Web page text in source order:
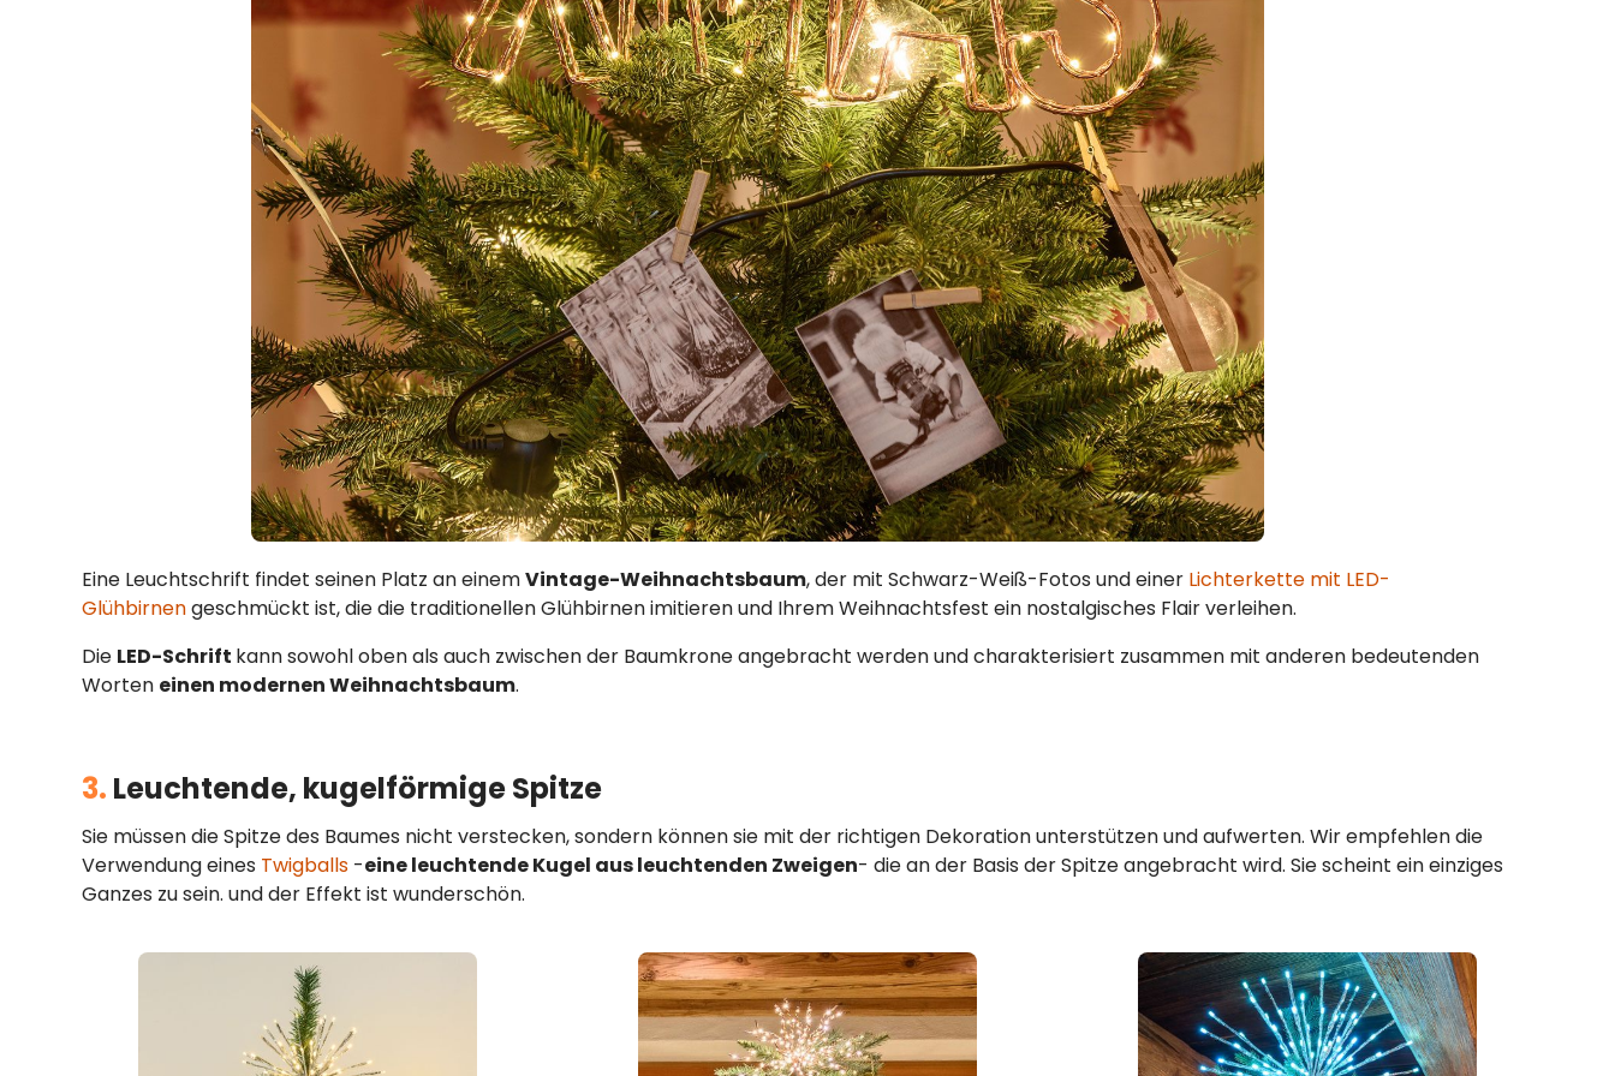
Eine Leuchtschrift findet seinen Platz an einemVintage-Weihnachtsbaum, der mit Schwarz-Weiß-Fotos und einer Lichterkette mit LED-
Glühbirnengeschmückt ist, die die traditionellen Glühbirnen imitieren und Ihrem Weihnachtsfest ein nostalgisches Flair verleihen.
Die LED-Schrift kann sowohl oben als auch zwischen der Baumkrone angebracht werden und charakterisiert zusammen mit anderen bedeutenden
Worten einen modernen Weihnachtsbaum.
3. Leuchtende, kugelförmige Spitze
Sie müssen die Spitze des Baumes nicht verstecken, sondern können sie mit der richtigen Dekoration unterstützen und aufwerten. Wir empfehlen die
Verwendung eines Twigballs -eine leuchtende Kugel aus leuchtenden Zweigen- die an der Basis der Spitze angebracht wird. Sie scheint ein einziges
Ganzes zu sein. und der Effekt ist wunderschön.